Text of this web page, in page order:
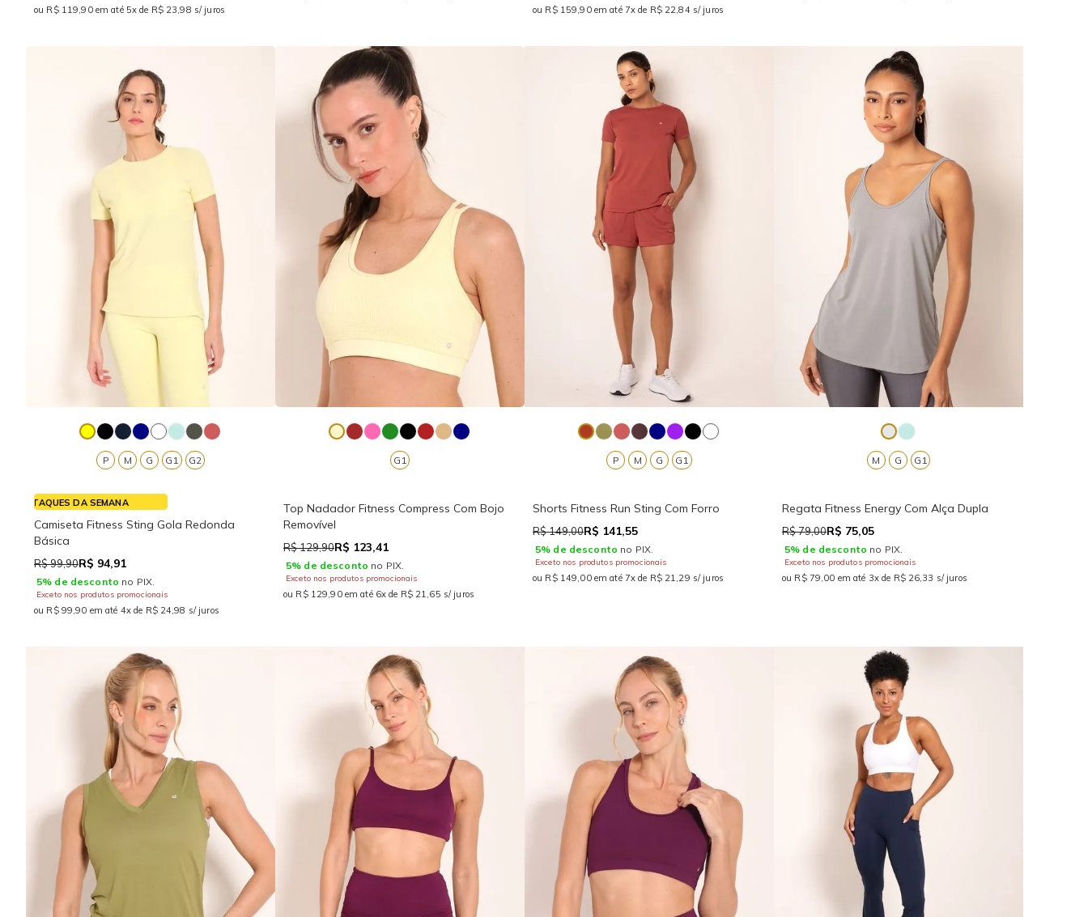
ou R$ 119,90 em até 5x de R$ 23,98 s/ juros ou R$ 159,90 em até 7x de R$ 22,84 s/ juros
G2
G G1
M
P
Camiseta Fitness Sting Gola Redonda
Básica
R$ 99,90R$ 94,91
5% de desconto no PIX.
Exceto nos produtos promocionais
ou R$ 99,90 em até 4x de R$ 24,98 s/ juros
G1
Top Nadador Fitness Compress Com Bojo
Removível
R$ 129,90R$ 123,41
5% de desconto no PIX.
Exceto nos produtos promocionais
ou R$ 129,90 em até 6x de R$ 21,65 s/ juros
G G1
M
P
Shorts Fitness Run Sting Com Forro
R$ 149,00R$ 141,55
5% de desconto no PIX.
Exceto nos produtos promocionais
ou R$ 149,00 em até 7x de R$ 21,29 s/ juros
G G1
M
Regata Fitness Energy Com Alça Dupla
R$ 79,00R$ 75,05
5% de desconto no PIX.
Exceto nos produtos promocionais
ou R$ 79,00 em até 3x de R$ 26,33 s/ juros